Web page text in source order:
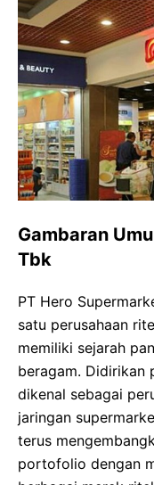
Gambaran
Tbk
PT Hero
satu perusahaan
memiliki sejarah
beragam. Didirikan
dikenal sebagai
jaringan
terus
portofolio dengan